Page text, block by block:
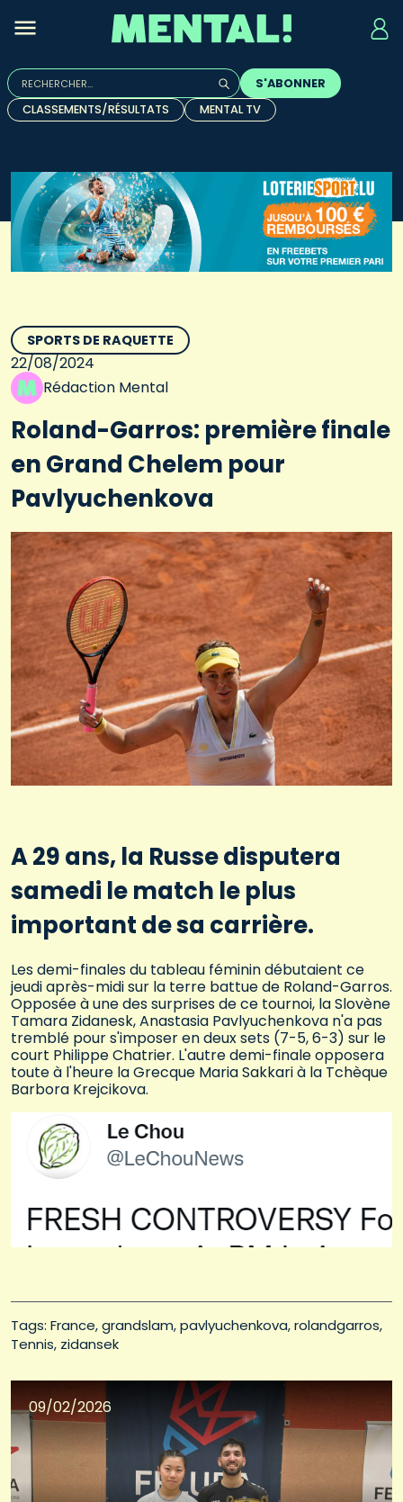
Rechercher :
Quand les résultats de l'auto-complétion sont
S'ABONNER
CLASSEMENTS/RÉSULTATS
MENTAL TV
SPORTS DE RAQUETTE
22/08/2024
Rédaction Mental
Roland-Garros: première finale
en Grand Chelem pour
Pavlyuchenkova
A 29 ans, la Russe disputera
samedi le match le plus
important de sa carrière.
Les demi-finales du tableau féminin débutaient ce
jeudi après-midi sur la terre battue de Roland-Garros.
Opposée à une des surprises de ce tournoi, la Slovène
Tamara Zidanesk, Anastasia Pavlyuchenkova n'a pas
tremblé pour s'imposer en deux sets (7-5, 6-3) sur le
court Philippe Chatrier. L'autre demi-finale opposera
toute à l'heure la Grecque Maria Sakkari à la Tchèque
Barbora Krejcikova.
Tags: France grandslam pavlyuchenkova rolandgarros
Tennis zidansek
09/02/2026